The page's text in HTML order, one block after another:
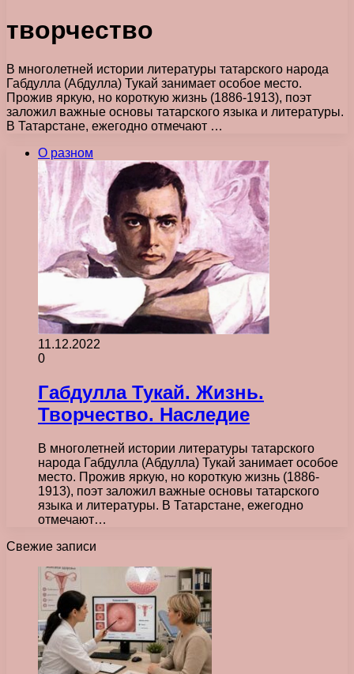
творчество
В многолетней истории литературы татарского народа
Габдулла (Абдулла) Тукай занимает особое место.
Прожив яркую, но короткую жизнь (1886-1913), поэт
заложил важные основы татарского языка и литературы.
В Татарстане, ежегодно отмечают …
О разном
11.12.2022
0
Габдулла Тукай. Жизнь.
Творчество. Наследие
В многолетней истории литературы татарского
народа Габдулла (Абдулла) Тукай занимает особое
место. Прожив яркую, но короткую жизнь (1886-
1913), поэт заложил важные основы татарского
языка и литературы. В Татарстане, ежегодно
отмечают…
Свежие записи